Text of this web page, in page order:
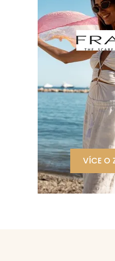
VÍCE O